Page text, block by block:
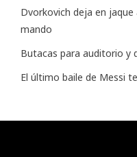
Dvorkovich deja en
mando
Butacas para auditorio y
El último baile de Messi